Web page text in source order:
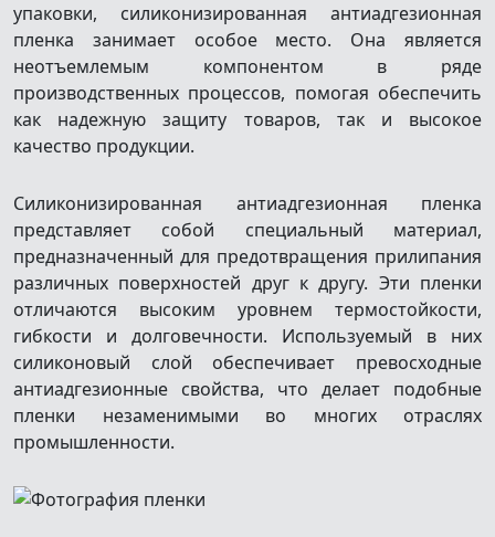
упаковки, силиконизированная антиадгезионная
пленка занимает особое место. Она является
неотъемлемым компонентом в ряде
производственных процессов, помогая обеспечить
как надежную защиту товаров, так и высокое
качество продукции.
Силиконизированная антиадгезионная пленка
представляет собой специальный материал,
предназначенный для предотвращения прилипания
различных поверхностей друг к другу. Эти пленки
отличаются высоким уровнем термостойкости,
гибкости и долговечности. Используемый в них
силиконовый слой обеспечивает превосходные
антиадгезионные свойства, что делает подобные
пленки незаменимыми во многих отраслях
промышленности.